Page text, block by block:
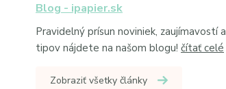
Blog - ipapier.sk
Pravidelný prísun noviniek, zaujímavostí a
tipov nájdete na našom blogu! čítať celé
Zobraziť všetky články